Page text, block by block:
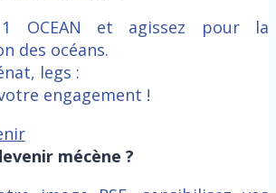
1 OCEAN et agissez pour la
des océans.
legs :
engagement !
mécène ?